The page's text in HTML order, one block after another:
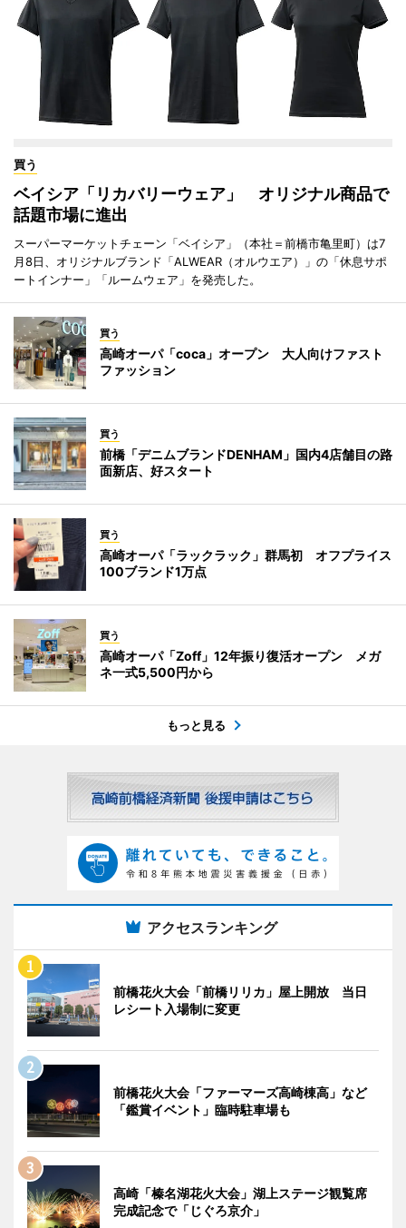
買う
ベイシア「リカバリーウェア」 オリジナル商品で
話題市場に進出
スーパーマーケットチェーン「ベイシア」（本社＝前橋市亀里町）は7
月8日、オリジナルブランド「ALWEAR（オルウエア）」の「休息サポ
ートインナー」「ルームウェア」を発売した。
買う
高崎オーパ「coca」オープン 大人向けファスト
ファッション
買う
前橋「デニムブランドDENHAM」国内4店舗目の路
面新店、好スタート
買う
高崎オーパ「ラックラック」群馬初 オフプライス
100ブランド1万点
買う
高崎オーパ「Zoff」12年振り復活オープン メガ
ネ一式5,500円から
もっと見る
アクセスランキング
前橋花火大会「前橋リリカ」屋上開放 当日
レシート入場制に変更
前橋花火大会「ファーマーズ高崎棟高」など
「鑑賞イベント」臨時駐車場も
高崎「榛名湖花火大会」湖上ステージ観覧席
完成記念で「じぐろ京介」